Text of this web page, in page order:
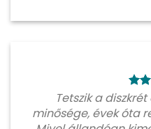
Tetszik a
minősége, évek óta